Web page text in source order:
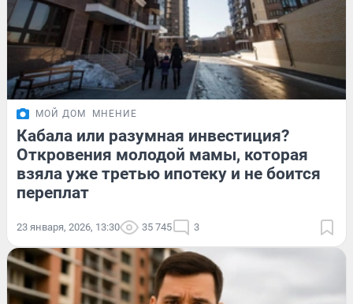
МОЙ ДОМ МНЕНИЕ
Кабала или разумная инвестиция?
Откровения молодой мамы, которая
взяла уже третью ипотеку и не боится
переплат
23 января, 2026, 13:30 35 745 3